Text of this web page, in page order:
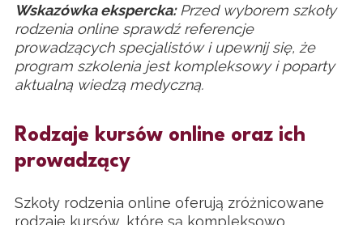
Wskazówka ekspercka: Przed wyborem szkoły
rodzenia online sprawdź referencje
prowadzących specjalistów i upewnij się, że
program szkolenia jest kompleksowy i poparty
aktualną wiedzą medyczną.
Rodzaje kursów online oraz ich
prowadzący
Szkoły rodzenia online oferują zróżnicowane
rodzaje kursów, które są kompleksowo